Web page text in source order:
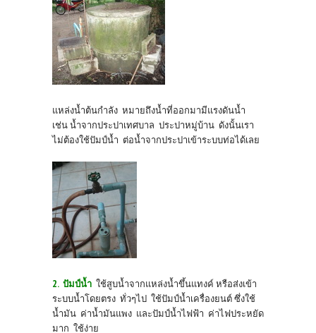
แหล่งน้ำต้นกำลัง หมายถึงน้ำที่ออกมามีแรงดันน้ำ
เช่น น้ำจากประปาเทศบาล ประปาหมู่บ้าน ดังนั้นเรา
ไม่ต้องใช้ปัมป์น้ำ ต่อน้ำจากประปาเข้าระบบท่อได้เลย
2. ปัมป์น้ำ ใช้สูบน้ำจากแหล่งน้ำขึ้นแทงค์ หรือส่งเข้า
ระบบน้ำโดยตรง ทั่วๆไป ใช้ปัมป์น้ำเครื่องยนต์ ซึ่งใช้
น้ำมัน ค่าน้ำมันแพง และปัมป์น้ำไฟฟ้า ค่าไฟประหยัด
มาก ใช้ง่าย